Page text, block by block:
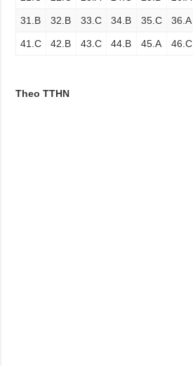
31.B 32.B 33.C 34.B 35.C 36.A
41.C 42.B 43.C 44.B 45.A 46.C
Theo TTHN